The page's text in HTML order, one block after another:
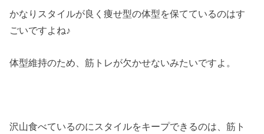
かなりスタイルが良く痩せ型の体型を保てているのはす
ごいですよね♪
体型維持のため、筋トレが欠かせないみたいですよ。
沢山食べているのにスタイルをキープできるのは、筋ト